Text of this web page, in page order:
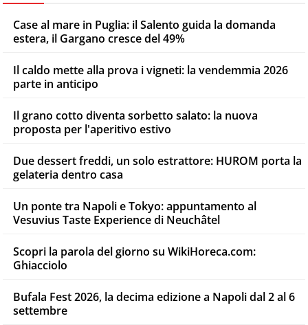
Case al mare in Puglia: il Salento guida la domanda
estera, il Gargano cresce del 49%
Il caldo mette alla prova i vigneti: la vendemmia 2026
parte in anticipo
Il grano cotto diventa sorbetto salato: la nuova
proposta per l'aperitivo estivo
Due dessert freddi, un solo estrattore: HUROM porta la
gelateria dentro casa
Un ponte tra Napoli e Tokyo: appuntamento al
Vesuvius Taste Experience di Neuchâtel
Scopri la parola del giorno su WikiHoreca.com:
Ghiacciolo
Bufala Fest 2026, la decima edizione a Napoli dal 2 al 6
settembre